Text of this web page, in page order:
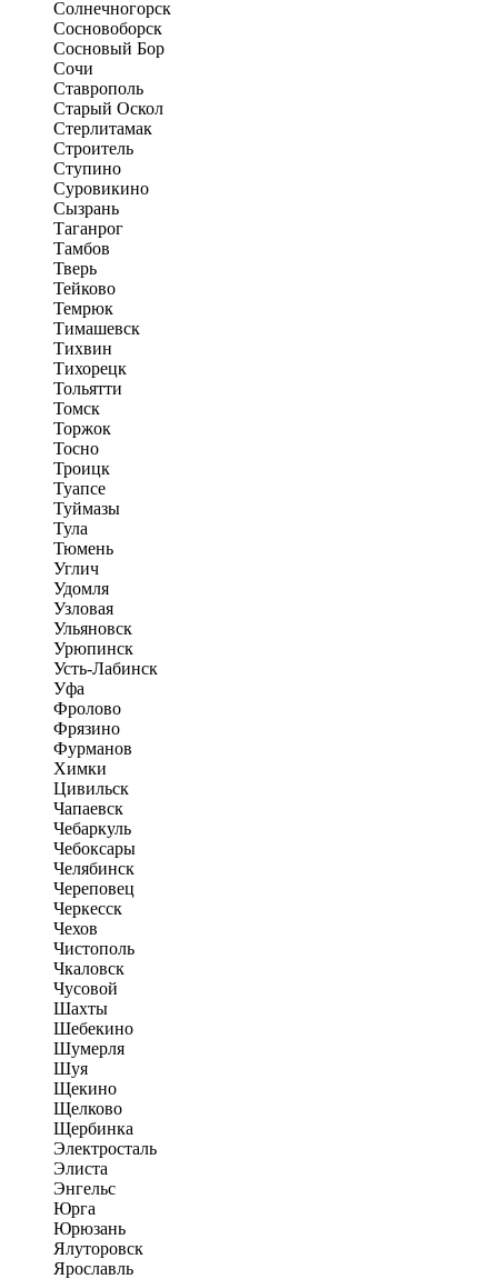
Солнечногорск
Сосновоборск
Сосновый Бор
Сочи
Ставрополь
Старый Оскол
Стерлитамак
Строитель
Ступино
Суровикино
Сызрань
Таганрог
Тамбов
Тверь
Тейково
Темрюк
Тимашевск
Тихвин
Тихорецк
Тольятти
Томск
Торжок
Тосно
Троицк
Туапсе
Туймазы
Тула
Тюмень
Углич
Удомля
Узловая
Ульяновск
Урюпинск
Усть-Лабинск
Уфа
Фролово
Фрязино
Фурманов
Химки
Цивильск
Чапаевск
Чебаркуль
Чебоксары
Челябинск
Череповец
Черкесск
Чехов
Чистополь
Чкаловск
Чусовой
Шахты
Шебекино
Шумерля
Шуя
Щекино
Щелково
Щербинка
Электросталь
Элиста
Энгельс
Юрга
Юрюзань
Ялуторовск
Ярославль